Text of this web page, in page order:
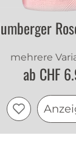
mehrere
ab CHF